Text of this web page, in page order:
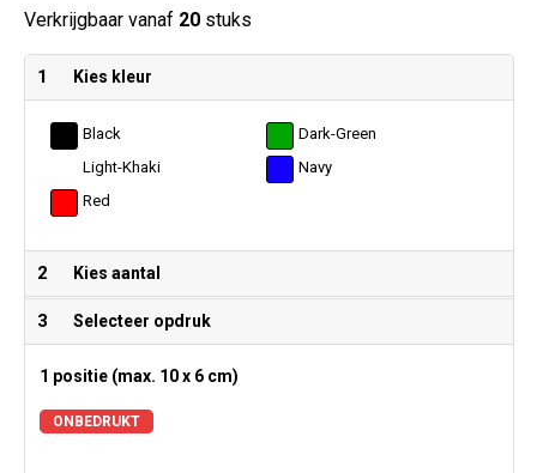
Verkrijgbaar vanaf 20stuks
1 Kies kleur
Black
Dark-Green
Light-Khaki
Navy
Red
2 Kies aantal
3 Selecteer opdruk
1 positie (max. 10 x 6 cm)
ONBEDRUKT